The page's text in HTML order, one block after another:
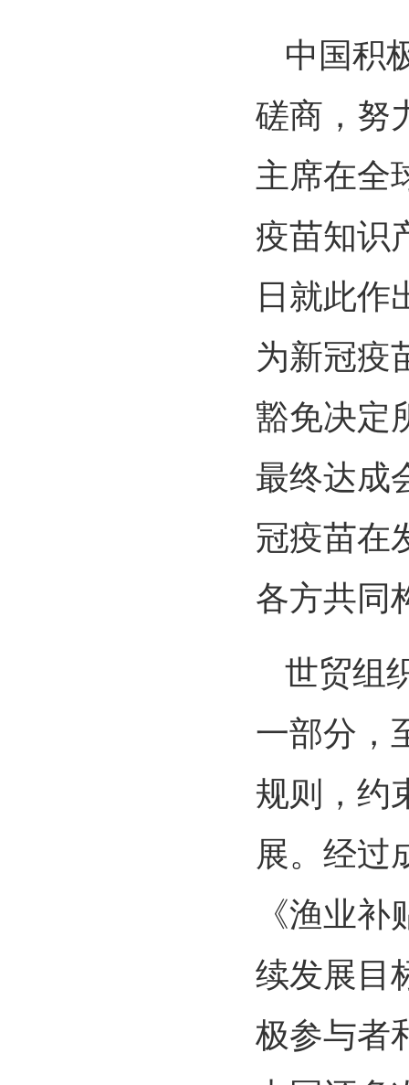
中国积
磋商，努
主席在全
疫苗知识
日就此作
为新冠疫
豁免决定
最终达成
冠疫苗在
各方共同
世贸组
一部分，
规则，约
展。经过
《渔业
续发展目
极参与者